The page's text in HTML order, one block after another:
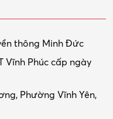
thông Minh Đức
Vĩnh Phúc cấp ngày
Phường Vĩnh Yên,